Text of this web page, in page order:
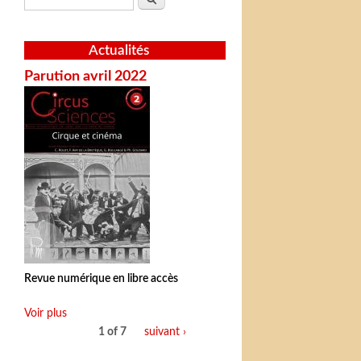
Actualités
Parution avril 2022
Revue numérique en libre accès
Voir plus
1 of 7
suivant ›